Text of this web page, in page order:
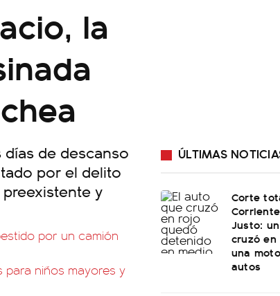
la
días de descanso
por el delito
y
por un camión
para niños mayores y
ÚLTIMAS
Corte
Justo:
cruzó en
una
autos